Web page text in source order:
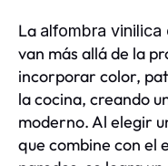
La alfombra vinilica
van más allá de la
incorporar color,
la cocina, creando
moderno. Al elegir
que combine con el